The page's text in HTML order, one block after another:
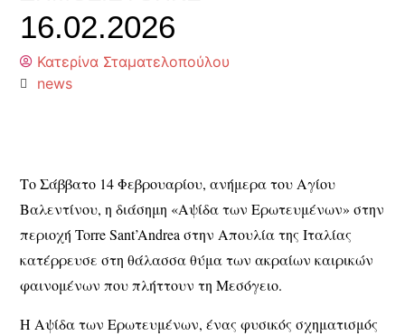
16.02.2026
Κατερίνα Σταματελοπούλου
news
Το Σάββατο 14 Φεβρουαρίου, ανήμερα του Αγίου
Βαλεντίνου, η διάσημη «Αψίδα των Ερωτευμένων» στην
περιοχή Torre Sant’Andrea στην Απουλία της Ιταλίας
κατέρρευσε στη θάλασσα θύμα των ακραίων καιρικών
φαινομένων που πλήττουν τη Μεσόγειο.
Η Αψίδα των Ερωτευμένων, ένας φυσικός σχηματισμός